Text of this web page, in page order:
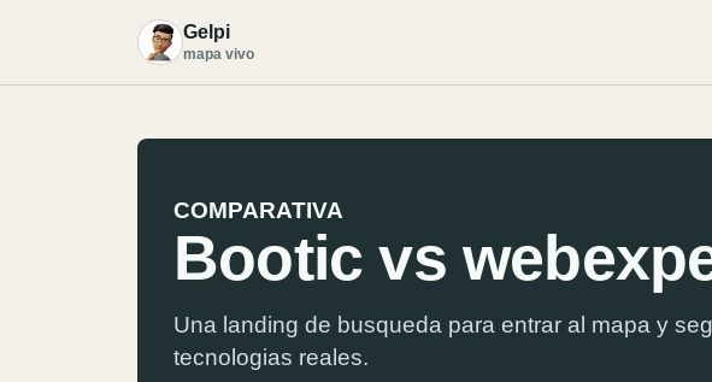
G Gelpi
mapa vivo
COMPARATIVA
Bootic vs
Una landing de busqueda para entrar al mapa y
tecnologias reales.